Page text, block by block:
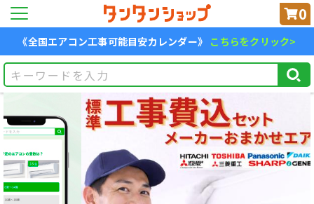
0
《全国エアコン工事可能目安カレンダー》 こちらをクリック>